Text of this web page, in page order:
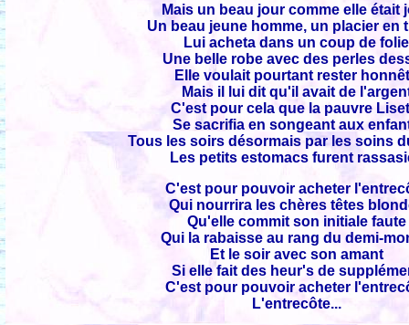
Mais un beau jour comme elle était
Un beau jeune homme, un placier en
Lui acheta dans un coup de folie
Une belle robe avec des perles
Elle voulait pourtant rester
Mais il lui dit qu'il avait de
C'est pour cela que la pauvre
Se sacrifia en songeant aux
Tous les soirs désormais par les soins
Les petits estomacs furent
C'est pour pouvoir acheter
Qui nourrira les chères têtes
Qu'elle commit son initiale faute
Qui la rabaisse au rang du demi-
Et le soir avec son amant
Si elle fait des heur's de
C'est pour pouvoir acheter
L'entrecôte...